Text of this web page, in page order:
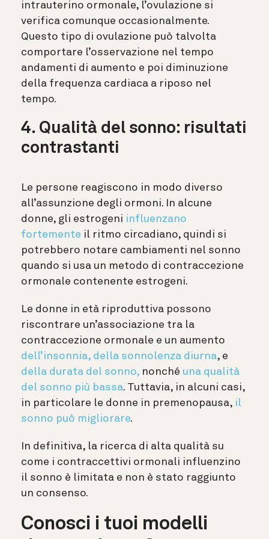
intrauterino ormonale, l’ovulazione si
verifica comunque occasionalmente.
Questo tipo di ovulazione può talvolta
comportare l’osservazione nel tempo
andamenti di aumento e poi diminuzione
della frequenza cardiaca a riposo nel
tempo.
4. Qualità del sonno: risultati
contrastanti
Le persone reagiscono in modo diverso
all’assunzione degli ormoni. In alcune
donne, gli estrogeni influenzano
fortemente il ritmo circadiano, quindi si
potrebbero notare cambiamenti nel sonno
quando si usa un metodo di contraccezione
ormonale contenente estrogeni.
Le donne in età riproduttiva possono
riscontrare un’associazione tra la
contraccezione ormonale e un aumento
dell’insonnia, della sonnolenza diurna, e
della durata del sonno, nonché una qualità
del sonno più bassa. Tuttavia, in alcuni casi,
in particolare le donne in premenopausa, il
sonno può migliorare.
In definitiva, la ricerca di alta qualità su
come i contraccettivi ormonali influenzino
il sonno è limitata e non è stato raggiunto
un consenso.
Conosci i tuoi modelli